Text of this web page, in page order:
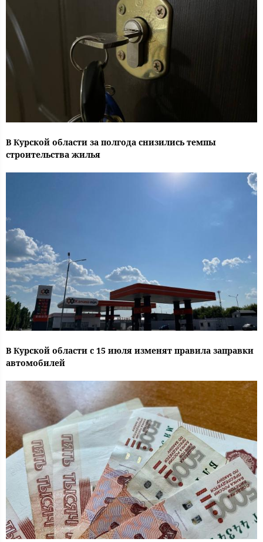
В Курской области за полгода снизились темпы
строительства жилья
В Курской области с 15 июля изменят правила заправки
автомобилей